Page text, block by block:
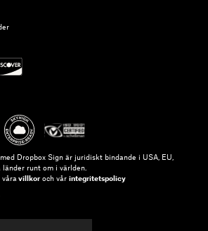
En steg-för-
Dropbox Sign är juridiskt bindande i USA, EU,
runt om i världen.
våra villkor och vår integritetspolicy